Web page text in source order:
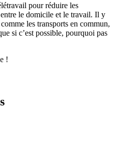
pour réduire les
le domicile et le travail. Il y
les transports en commun,
si c’est possible, pourquoi pas
!